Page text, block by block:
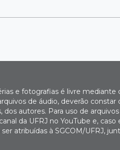
e fotografias é livre mediante
de áudio, deverão constar
dos autores. Para uso de
da UFRJ no YouTube e,
atribuídas à SGCOM/UFRJ,